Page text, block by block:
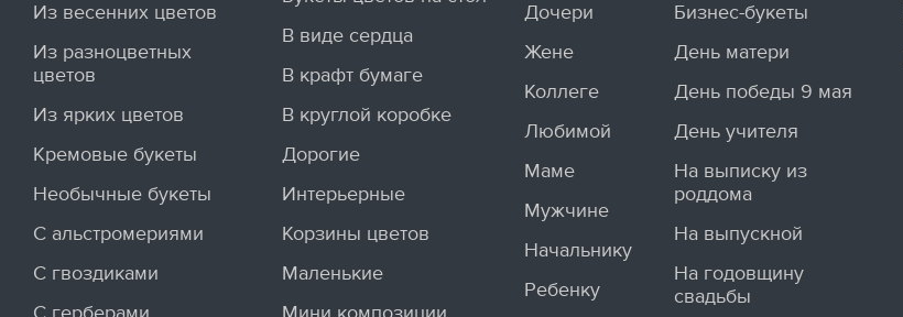
Из весенних цветов
Из разноцветных
цветов
Из ярких цветов
Кремовые букеты
Необычные букеты
С альстромериями
С гвоздиками
В виде сердца
В крафт бумаге
В круглой коробке
Дорогие
Интерьерные
Корзины цветов
Маленькие
Дочери
Жене
Коллеге
Любимой
Маме
Мужчине
Начальнику
Ребенку
Бизнес-букеты
День матери
День победы 9 мая
День учителя
На выписку из
роддома
На выпускной
На годовщину
свадьбы